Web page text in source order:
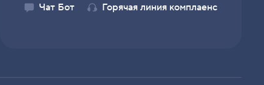
Чат Бот
Горячая линия комплаенс